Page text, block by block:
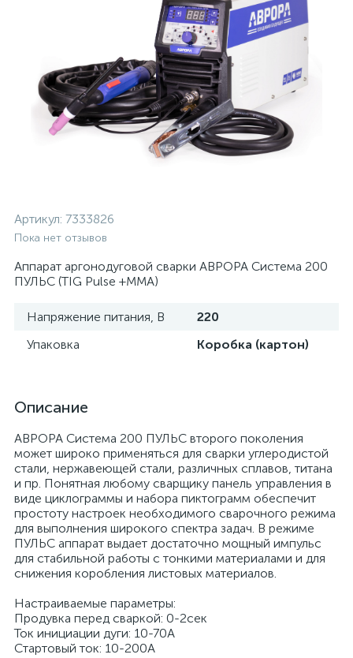
Артикул: 7333826
Пока нет отзывов
Аппарат аргонодуговой сварки АВРОРА Система 200
ПУЛЬС (TIG Pulse +MMA)
Напряжение питания, В
220
Упаковка
Коробка (картон)
Описание
АВРОРА Система 200 ПУЛЬС второго поколения
может широко применяться для сварки углеродистой
стали, нержавеющей стали, различных сплавов, титана
и пр. Понятная любому сварщику панель управления в
виде циклограммы и набора пиктограмм обеспечит
простоту настроек необходимого сварочного режима
для выполнения широкого спектра задач. В режиме
ПУЛЬС аппарат выдает достаточно мощный импульс
для стабильной работы с тонкими материалами и для
снижения коробления листовых материалов.
Настраиваемые параметры:
Продувка перед сваркой: 0-2сек
Ток инициации дуги: 10-70А
Стартовый ток: 10-200А